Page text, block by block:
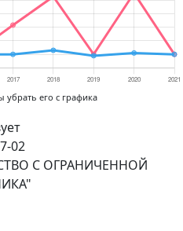
убрать его с графика
02
С ОГРАНИЧЕННОЙ